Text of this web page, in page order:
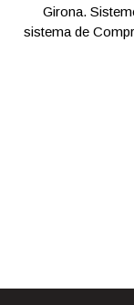
Girona.
sistema de